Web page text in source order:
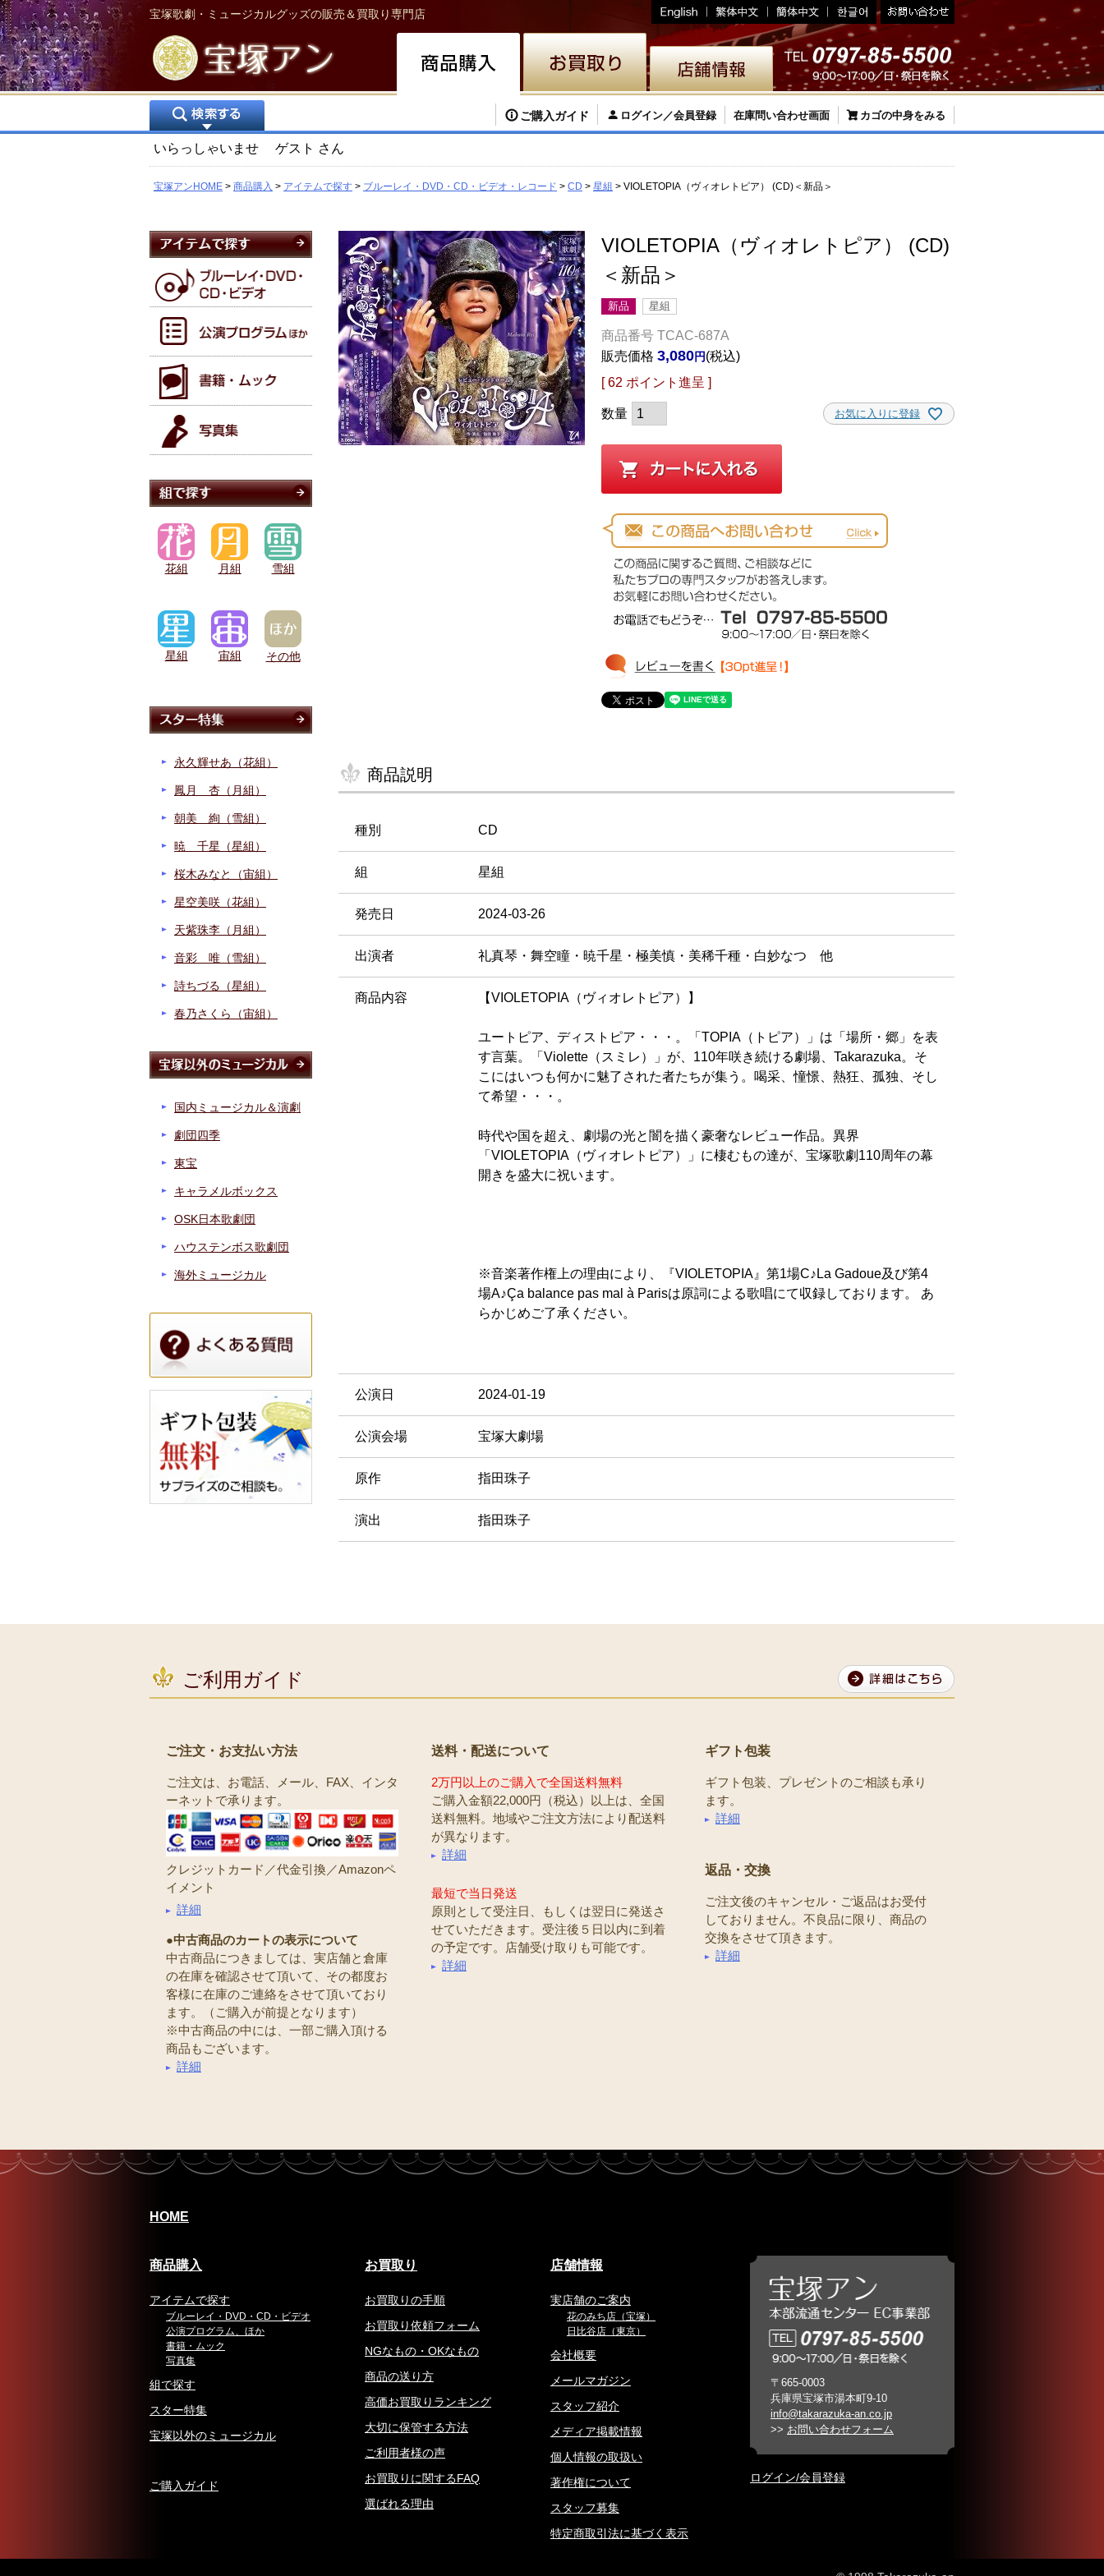
宝塚歌劇・ミュージカルグッズの販売＆買取り専門店
ご購入ガイド ログイン／会員登録 在庫問い合わせ画面 カゴの中身をみる
いらっしゃいませ ゲスト さん
宝塚アンHOME 商品購入 アイテムで探す ブルーレイ・DVD・CD・ビデオ・レコード CD 星組 VIOLETOPIA（ヴィオレトピア） (CD)＜新品＞
VIOLETOPIA（ヴィオレトピア） (CD)
＜新品＞
新品 星組
商品番号 TCAC-687A
販売価格 3,080
税込
[ 62 ポイント進呈 ]
お気に入りに登録
商品説明
種別 CD
組 星組
発売日 2024-03-26
出演者 礼真琴・舞空瞳・暁千星・極美慎・美稀千種・白妙なつ 他
商品内容 【VIOLETOPIA（ヴィオレトピア）】
ユートピア、ディストピア・・・。「TOPIA（トピア）」は「場所・郷」を表
す言葉。「Violette（スミレ）」が、110年咲き続ける劇場、Takarazuka。そ
こにはいつも何かに魅了された者たちが集う。喝采、憧憬、熱狂、孤独、そし
て希望・・・。
時代や国を超え、劇場の光と闇を描く豪奢なレビュー作品。異界
「VIOLETOPIA（ヴィオレトピア）」に棲むもの達が、宝塚歌劇110周年の幕
開きを盛大に祝います。
※音楽著作権上の理由により、『VIOLETOPIA』第1場C♪La Gadoue及び第4
場A♪Ça balance pas mal à Parisは原詞による歌唱にて収録しております。 あ
らかじめご了承ください。
公演日 2024-01-19
公演会場 宝塚大劇場
原作 指田珠子
演出 指田珠子
花組 月組 雪組
星組 宙組 その他
永久輝せあ（花組）
鳳月 杏（月組）
朝美 絢（雪組）
暁 千星（星組）
桜木みなと（宙組）
星空美咲（花組）
天紫珠李（月組）
音彩 唯（雪組）
詩ちづる（星組）
春乃さくら（宙組）
国内ミュージカル＆演劇
劇団四季
東宝
キャラメルボックス
OSK日本歌劇団
ハウステンボス歌劇団
海外ミュージカル
ご利用ガイド
ご注文・お支払い方法
ご注文は、お電話、メール、FAX、インタ
ーネットで承ります。
クレジットカード／代金引換／Amazonペ
イメント
詳細
●中古商品のカートの表示について
中古商品につきましては、実店舗と倉庫
の在庫を確認させて頂いて、その都度お
客様に在庫のご連絡をさせて頂いており
ます。（ご購入が前提となります）
※中古商品の中には、一部ご購入頂ける
商品もございます。
詳細
送料・配送について
2万円以上のご購入で全国送料無料
ご購入金額22,000円（税込）以上は、全国
送料無料。地域やご注文方法により配送料
が異なります。
詳細
最短で当日発送
原則として受注日、もしくは翌日に発送さ
せていただきます。受注後５日以内に到着
の予定です。店舗受け取りも可能です。
詳細
ギフト包装
ギフト包装、プレゼントのご相談も承り
ます。
詳細
返品・交換
ご注文後のキャンセル・ご返品はお受付
しておりません。不良品に限り、商品の
交換をさせて頂きます。
詳細
HOME
商品購入
アイテムで探す
ブルーレイ・DVD・CD・ビデオ
公演プログラム、ほか
書籍・ムック
写真集
組で探す
スター特集
宝塚以外のミュージカル
ご購入ガイド
お買取り
お買取りの手順
お買取り依頼フォーム
NGなもの・OKなもの
商品の送り方
高価お買取りランキング
大切に保管する方法
ご利用者様の声
お買取りに関するFAQ
選ばれる理由
店舗情報
実店舗のご案内
花のみち店（宝塚）
日比谷店（東京）
会社概要
メールマガジン
スタッフ紹介
メディア掲載情報
個人情報の取扱い
著作権について
スタッフ募集
特定商取引法に基づく表示
〒665-0003
兵庫県宝塚市湯本町9-10
info@takarazuka-an.co.jp
>> お問い合わせフォーム
ログイン/会員登録